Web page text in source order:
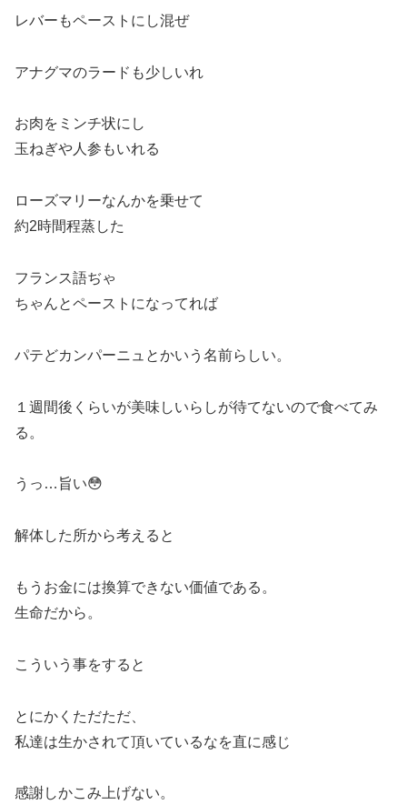
レバーもペーストにし混ぜ
アナグマのラードも少しいれ
お肉をミンチ状にし
玉ねぎや人参もいれる
ローズマリーなんかを乗せて
約2時間程蒸した
フランス語ぢゃ
ちゃんとペーストになってれば
パテどカンパーニュとかいう名前らしい。
１週間後くらいが美味しいらしが待てないので食べてみ
る。
うっ…旨い😳
解体した所から考えると
もうお金には換算できない価値である。
生命だから。
こういう事をすると
とにかくただただ、
私達は生かされて頂いているなを直に感じ
感謝しかこみ上げない。